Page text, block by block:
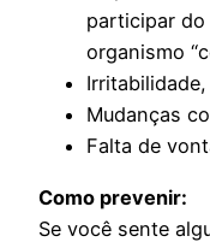
participar do
organismo
Mudanças
Falta de
Como prevenir:
Se você sente